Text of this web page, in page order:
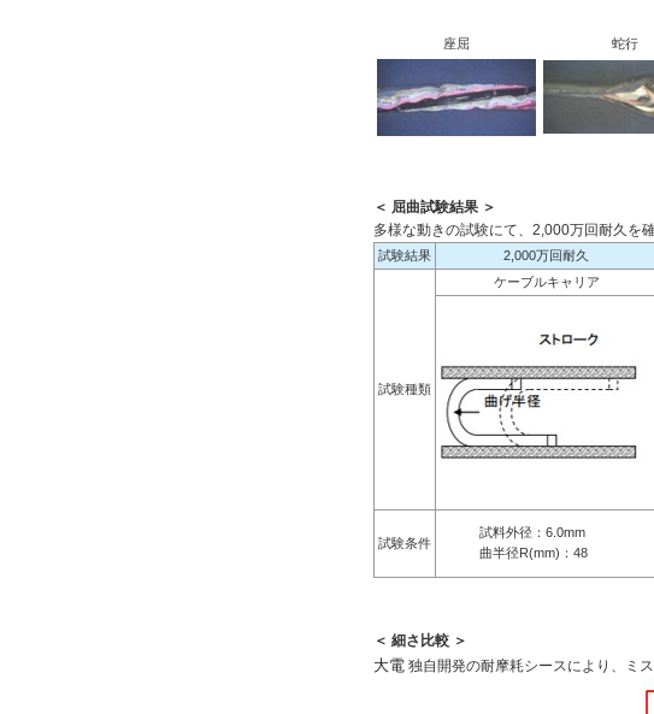
座屈 蛇行
＜ 屈曲試験結果 ＞
多様な動きの試験にて、2,000万回耐久を確
試験結果 2,000万回耐久
試験種類
ケーブルキャリア
試験条件
試料外径：6.0mm
曲半径R(mm)：48
＜ 細さ比較 ＞
大電 独自開発の耐摩耗シースにより、ミ